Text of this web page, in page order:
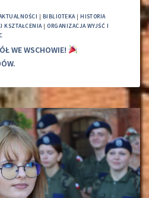
| BIBLIOTEKA|HISTORIA
KSZTAŁCENIA|ORGANIZACJA WYJŚĆ I
WE WSCHOWIE!